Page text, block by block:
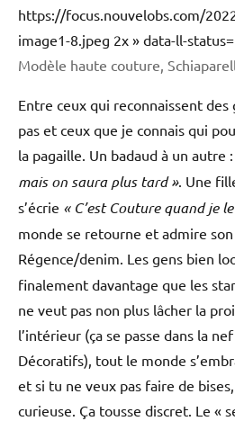
https://focus.nouvelobs.com/
image1-8.jpeg 2x » data-ll-
Modèle haute couture,
Entre ceux qui reconnaissent des
pas et ceux que je connais qui
la pagaille. Un badaud à un autre :
mais on saura plus tard ». Une
s’écrie « C’est Couture quand je
monde se retourne et admire
Régence/denim. Les gens bien
finalement davantage que les
ne veut pas non plus lâcher la
l’intérieur (ça se passe dans la
Décoratifs), tout le monde
et si tu ne veux pas faire de
curieuse. Ça tousse discret. Le «